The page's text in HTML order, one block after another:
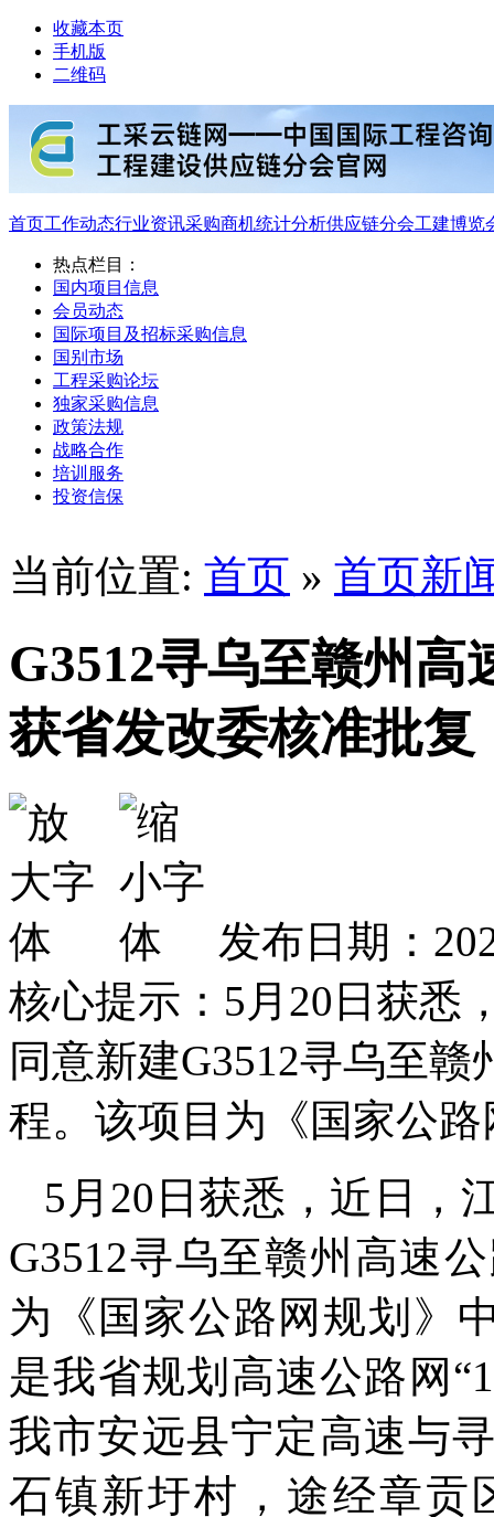
收藏本页
手机版
二维码
首页工作动态行业资讯采购商机统计分析供应链分会工建博览
热点栏目：
国内项目信息
会员动态
国际项目及招标采购信息
国别市场
工程采购论坛
独家采购信息
政策法规
战略合作
培训服务
投资信保
当前位置: 首页 » 首页新
G3512寻乌至赣州
获省发改委核准批复
发布日期：
核心提示：5月20日获悉
同意新建G3512寻乌至
程。该项目为《国家公路
5月20日获悉，近日，
G3512寻乌至赣州高速
为《国家公路网规划》
是我省规划高速公路网
我市安远县宁定高速与
石镇新圩村，途经章贡